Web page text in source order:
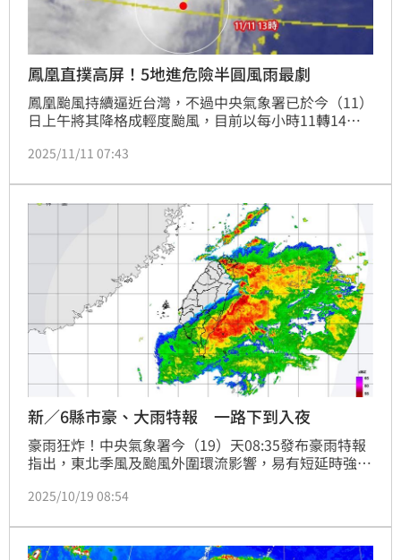
鳳凰直撲高屏！5地進危險半圓風雨最劇
鳳凰颱風持續逼近台灣，不過中央氣象署已於今（11）
日上午將其降格成輕度颱風，目前以每小時11轉14公
仔」表示，鳳凰路徑有東偏之趨勢，登陸點落至高屏間
劇烈的右半危險半圓，登陸前後3小時強陣風與豪雨影
響最劇烈。
2025/11/11 07:43
新／6縣市豪、大雨特報 一路下到入夜
豪雨狂炸！中央氣象署今（19）天08:35發布豪雨特報
指出，東北季風及颱風外圍環流影響，易有短延時強降
雨，基隆北海岸、大臺北及花東地區有局部大雨發生的
及落石。
2025/10/19 08:54